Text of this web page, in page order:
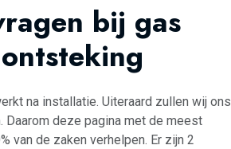
bij gas
na installatie. Uiteraard zullen wij ons
deze pagina met de meest
van de zaken verhelpen. Er zijn 2